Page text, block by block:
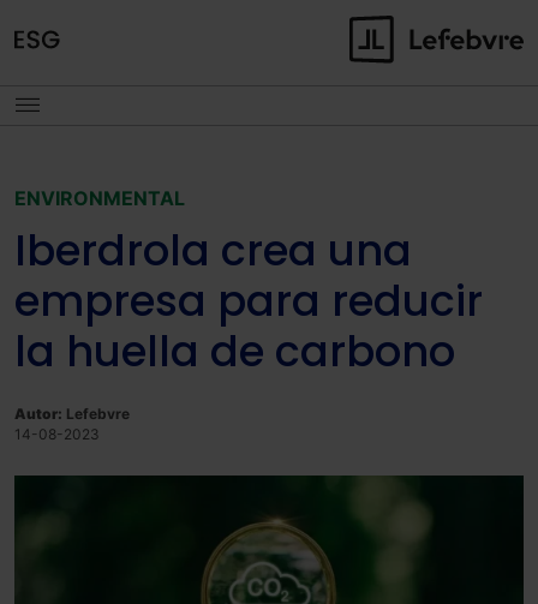
ENVIRONMENTAL
Iberdrola crea una
empresa para reducir
la huella de carbono
Autor: Lefebvre
14-08-2023